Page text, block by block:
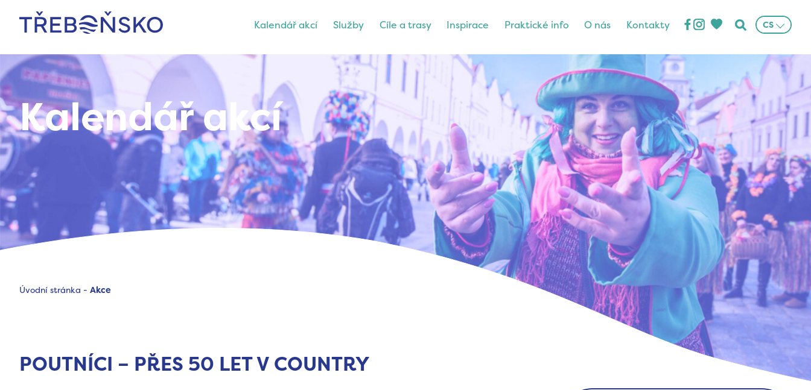
Třeboňsko
Kalendář akcí Služby Cíle a trasy Inspirace Praktické info O nás Kontakty CS
Kalendář akcí
Úvodní stránka - Akce
POUTNÍCI – PŘES 50 LET V COUNTRY